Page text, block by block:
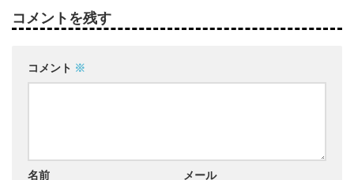
コメントを残す
コメント ※
名前 メール